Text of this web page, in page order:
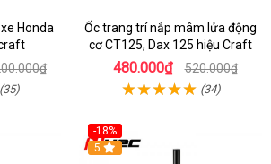
Honda
(35)
Ốc trang trí nắp mâm lửa động
cơ CT125, Dax 125 hiệu Craft
480.000₫ 520.000₫
(34)
-18%
5